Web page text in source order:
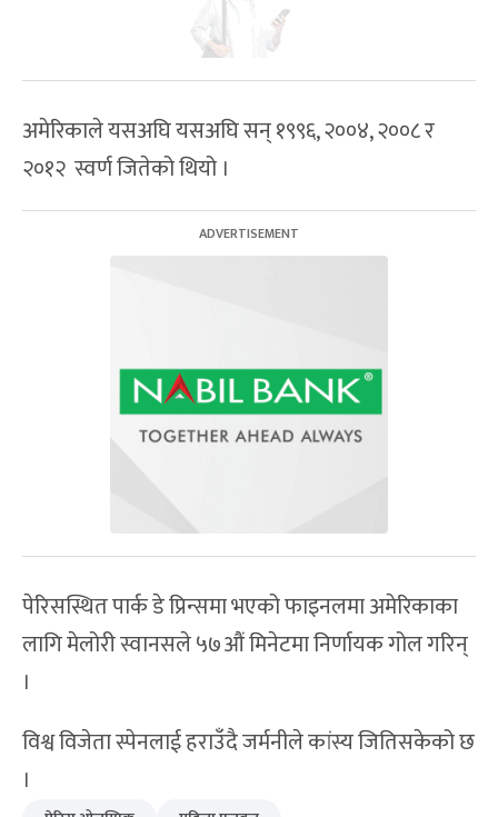
अमेरिकाले यसअघि यसअघि सन् १९९६, २००४, २००८ र
२०१२ स्वर्ण जितेको थियो ।
पेरिसस्थित पार्क डे प्रिन्समा भएको फाइनलमा अमेरिकाका
लागि मेलोरी स्वानसले ५७औं मिनेटमा निर्णायक गोल गरिन्
।